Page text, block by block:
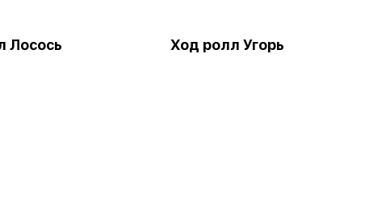
Лосось Ход ролл Угорь